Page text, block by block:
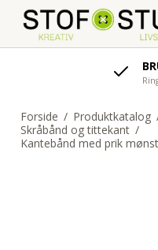
Forside / Produktkatalog
Skråbånd og tittekant /
Kantebånd med prik